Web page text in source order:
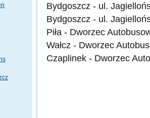
Bydgoszcz - ul.
Bydgoszcz - ul.
Piła - Dworzec
Wałcz - Dworzec
Czaplinek - Dworzec